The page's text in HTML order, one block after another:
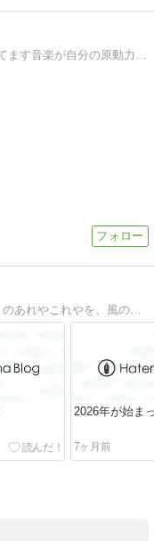
音楽のこと日常のこと思った時に書いてます音楽が自分の原動力。音楽なしでは、ゴスペラーズと久保田利伸なしではいられない!!
関ジャニ∞の進化版「SUPER EIGHT」のあれやこれやを、風の吹くまま気の向くまま好き勝手に書いています。
2026年が始ま
7ヶ月前